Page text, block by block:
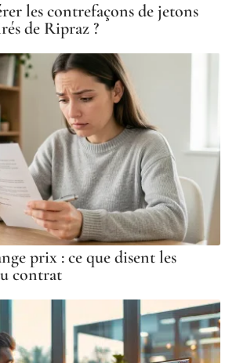
les contrefaçons de jetons
de Ripraz ?
prix : ce que disent les
contrat